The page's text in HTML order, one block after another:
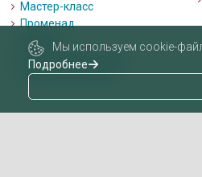
Мастер-класс
Променад
Лекции
Квизы, квесты, игры.
Пушкинская карта
Мы используем cookie-
Подробнее